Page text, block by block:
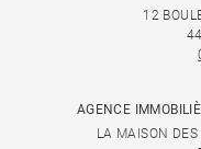
12
AGENCE
LA MAISON